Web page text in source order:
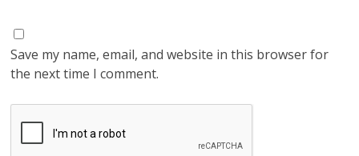
Save my name, email, and website in this browser for
the next time I comment.